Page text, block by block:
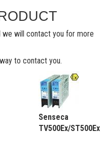
we will contact you for more
to contact you.
Senseca
TV500Ex/ST500Ex